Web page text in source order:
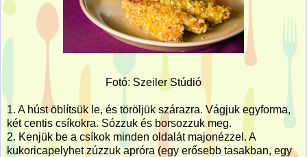
Fotó: Szeiler Stúdió
1. A húst öblítsük le, és töröljük szárazra. Vágjuk egyforma,
két centis csíkokra. Sózzuk és borsozzuk meg.
2. Kenjük be a csíkok minden oldalát majonézzel. A
kukoricapelyhet zúzzuk apróra (egy erősebb tasakban, egy